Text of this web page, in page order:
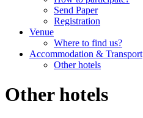
Send Paper
Registration
Venue
Where to find us?
Accommodation & Transport
Other hotels
Other hotels